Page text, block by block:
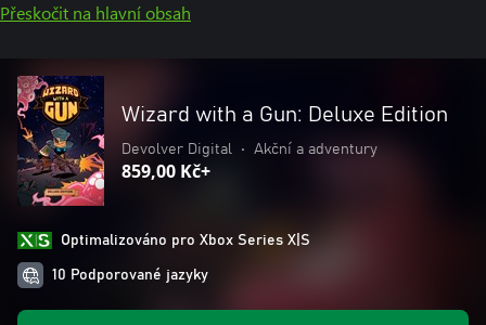
Přeskočit na hlavní obsah
Wizard with a Gun: Deluxe Edition
Devolver Digital • Akční a adventury
859,00 Kč+
Optimalizováno pro Xbox Series X|S
10 Podporované jazyky